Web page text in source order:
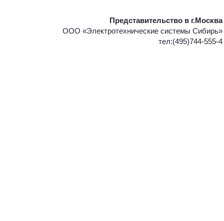
Представительство в г.Москва
ООО «Электротехнические системы Сибирь»
тел:(495)744-555-4